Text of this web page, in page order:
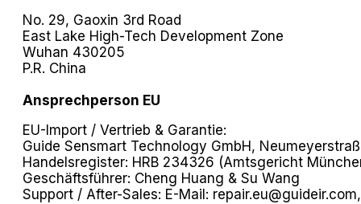
No. 29, Gaoxin 3rd Road
East Lake High-Tech Development Zone
Wuhan 430205
P.R. China
Ansprechperson EU
EU-Import / Vertrieb & Garantie:
Guide Sensmart Technology GmbH,
Handelsregister: HRB 234326 (Amtsgericht
Geschäftsführer: Cheng Huang & Su Wang
Support / After-Sales: E-Mail: repair.eu@guideir.com